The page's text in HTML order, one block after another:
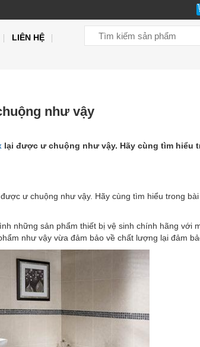
LIÊN HỆ
như vậy
lại được ư chuộng như vậy. Hãy cùng tìm hiểu
ư chuộng như vậy. Hãy cùng tìm hiểu trong
những sản phẩm thiết bị vệ sinh chính hãng với
như vậy vừa đảm bảo về chất lượng lại đảm